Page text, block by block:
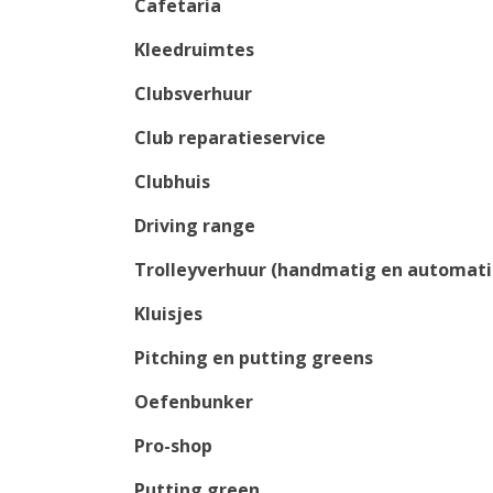
Cafetaria
Kleedruimtes
Clubsverhuur
Club reparatieservice
Clubhuis
Driving range
Trolleyverhuur (handmatig en
Kluisjes
Pitching en putting greens
Oefenbunker
Pro-shop